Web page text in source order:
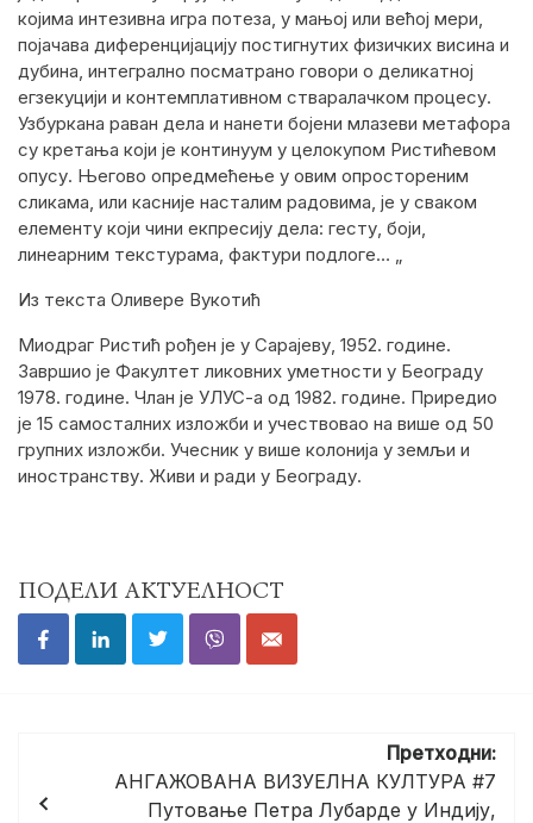
којима интезивна игра потеза, у мањој или већој мери,
појачава диференцијацију постигнутих физичких висина и
дубина, интегрално посматрано говори о деликатној
егзекуцији и контемплативном стваралачком процесу.
Узбуркана раван дела и нанети бојени млазеви метафора
су кретања који је континуум у целокупом Ристићевом
опусу. Његово опредмећење у овим опростореним
сликама, или касније насталим радовима, је у сваком
елементу који чини екпресију дела: гесту, боји,
линеарним текстурама, фактури подлоге… „
Из текста Оливере Вукотић
Миодраг Ристић рођен је у Сарајеву, 1952. године.
Завршио је Факултет ликовних уметности у Београду
1978. године. Члан је УЛУС-а од 1982. године. Приредио
је 15 самосталних изложби и учествовао на више од 50
групних изложби. Учесник у више колонија у земљи и
иностранству. Живи и ради у Београду.
ПОДЕЛИ АКТУЕЛНОСТ
чланка
Претходни:
АНГАЖОВАНА ВИЗУЕЛНА КУЛТУРА #7
Путовање Петра Лубарде у Индију,